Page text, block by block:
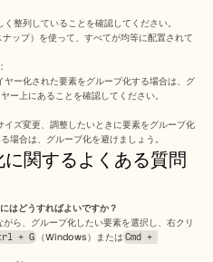
整列していることを確認してください。
ップ）を使って、すべてが均等に配置されて
:
ヤー化された要素をグループ化する場合は、グ
ー上にあることを確認してください。
イズ変更、調整したいときに要素をグループ化
場合は、グループ化を避けましょう。
関するよくある質問
はどうすればよいですか？
がら、グループ化したい要素を選択し、右クリ
+ G （Windows）または Cmd +